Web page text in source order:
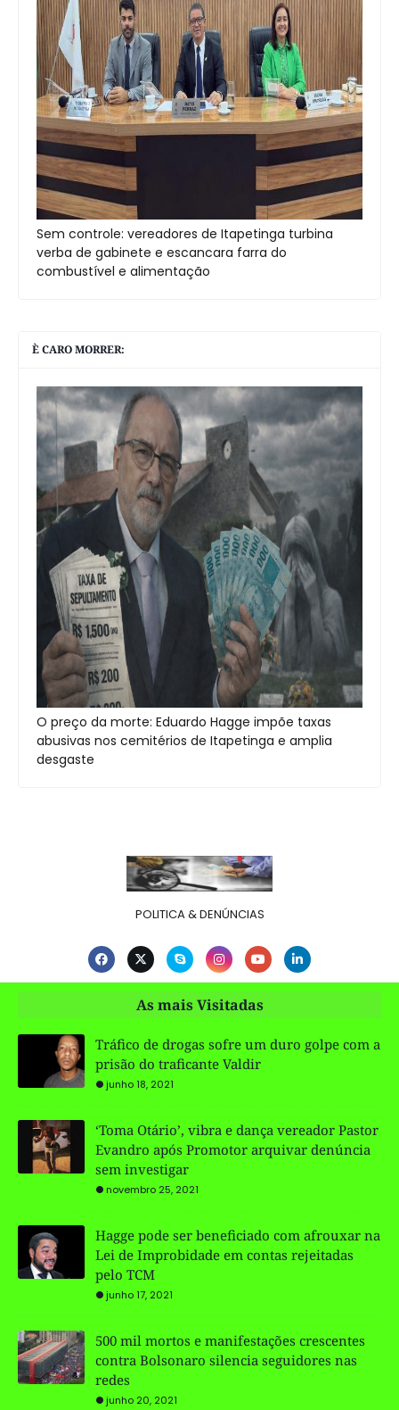
Sem controle: vereadores de Itapetinga turbina
verba de gabinete e escancara farra do
combustível e alimentação
È CARO MORRER:
O preço da morte: Eduardo Hagge impõe taxas
abusivas nos cemitérios de Itapetinga e amplia
desgaste
POLITICA & DENÚNCIAS
As mais Visitadas
Tráfico de drogas sofre um duro golpe com a
prisão do traficante Valdir
junho 18, 2021
‘Toma Otário’, vibra e dança vereador Pastor
Evandro após Promotor arquivar denúncia
sem investigar
novembro 25, 2021
Hagge pode ser beneficiado com afrouxar na
Lei de Improbidade em contas rejeitadas
pelo TCM
junho 17, 2021
500 mil mortos e manifestações crescentes
contra Bolsonaro silencia seguidores nas
redes
junho 20, 2021